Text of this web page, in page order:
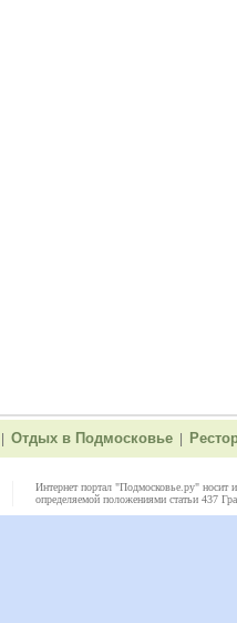
Отдых в Подмосковье
Интернет портал "Подмосковье.ру" носит
определяемой положениями статьи 437